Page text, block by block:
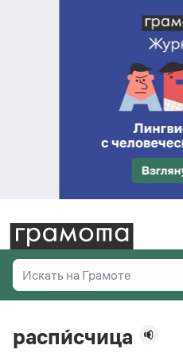
Искать на Грамоте
Справочная служба
распи́счица